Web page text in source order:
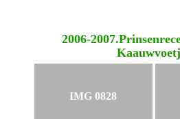
2006-
IMG 0828